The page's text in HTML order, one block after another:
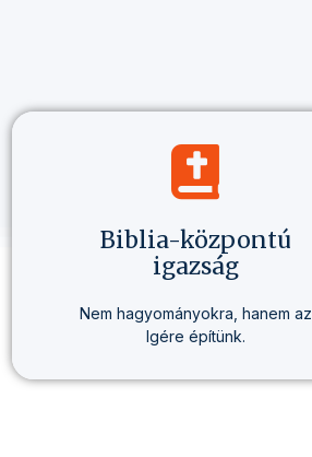
Biblia-központú
igazság
Nem hagyományokra, hanem az
Igére építünk.